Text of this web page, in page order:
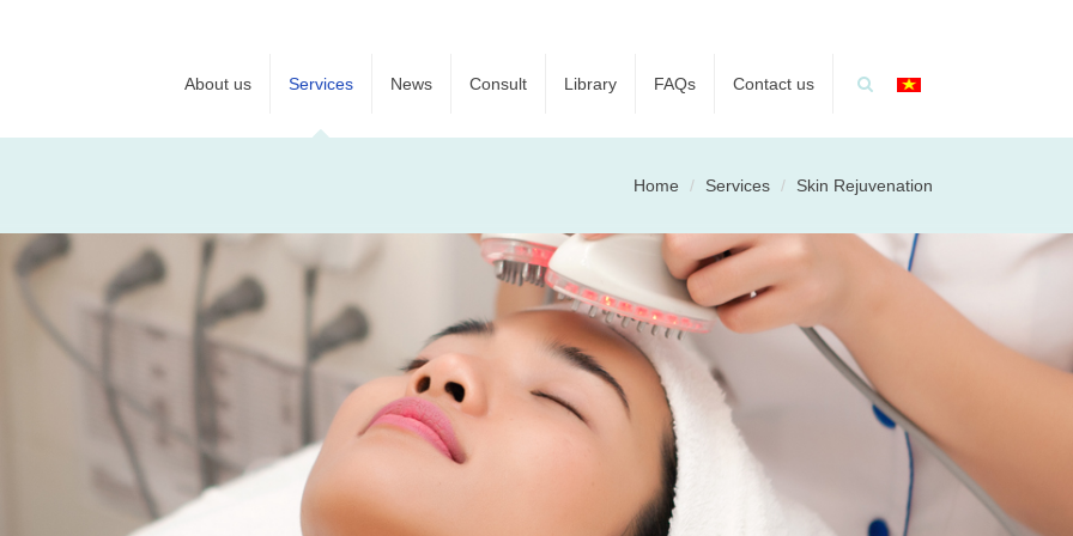
About us Services News Consult Library FAQs Contact us
Home Services Skin Rejuvenation